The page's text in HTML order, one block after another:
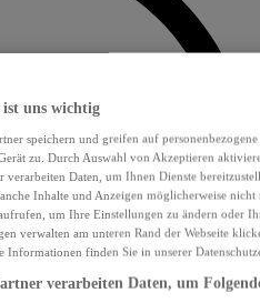
uns wichtig
speichern und greifen auf
zu. Durch Auswahl von Akzeptieren
verarbeiten Daten, um Ihnen Dienste
Inhalte und Anzeigen möglicherweise nicht
um Ihre Einstellungen zu ändern oder
verwalten am unteren Rand der Webseite
Informationen finden Sie in unserer
verarbeiten Daten, um